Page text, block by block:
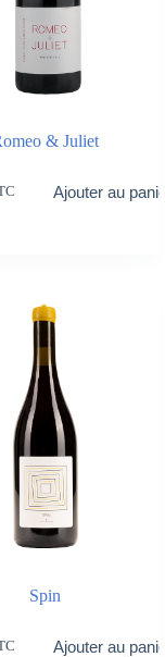
& Juliet
Ajouter au panier
Spin
Ajouter au panier